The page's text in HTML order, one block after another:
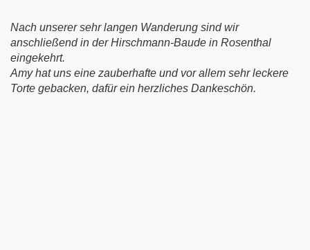
Nach unserer sehr langen Wanderung sind wir
anschließend in der Hirschmann-Baude in Rosenthal
eingekehrt.
Amy hat uns eine zauberhafte und vor allem sehr leckere
Torte gebacken, dafür ein herzliches Dankeschön.